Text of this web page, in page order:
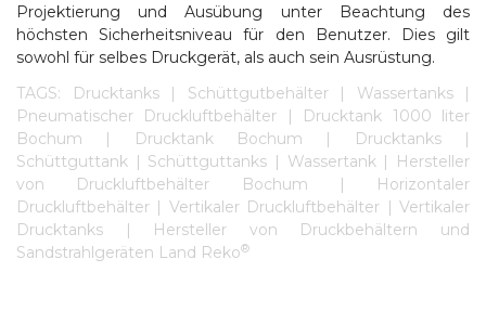
Projektierung und Ausübung unter Beachtung des
höchsten Sicherheitsniveau für den Benutzer. Dies gilt
sowohl für selbes Druckgerät, als auch sein Ausrüstung.
TAGS: Drucktanks | Schüttgutbehälter | Wassertanks |
Pneumatischer Druckluftbehälter | Drucktank 1000 liter
Bochum | Drucktank Bochum | Drucktanks |
Schüttguttank | Schüttguttanks | Wassertank | Hersteller
von Druckluftbehälter Bochum | Horizontaler
Druckluftbehälter | Vertikaler Druckluftbehälter | Vertikaler
Drucktanks | Hersteller von Druckbehältern und
Sandstrahlgeräten Land Reko®